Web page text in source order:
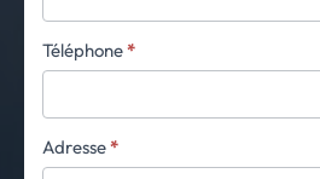
Téléphone*
Adresse*